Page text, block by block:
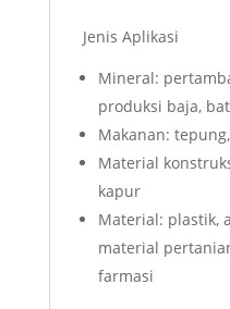
Jenis Aplikasi
Mineral:
produksi baja,
Makanan:
Material
kapur
Material: plastik,
material
farmasi